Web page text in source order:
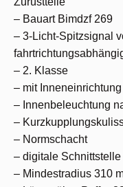
– Bauart Bimdzf 269
– 3-Licht-Spitzsignal
– 2. Klasse
– mit Inneneinrichtung
– Innenbeleuchtung
–
– Normschacht
– digitale
– Mindestradius 310